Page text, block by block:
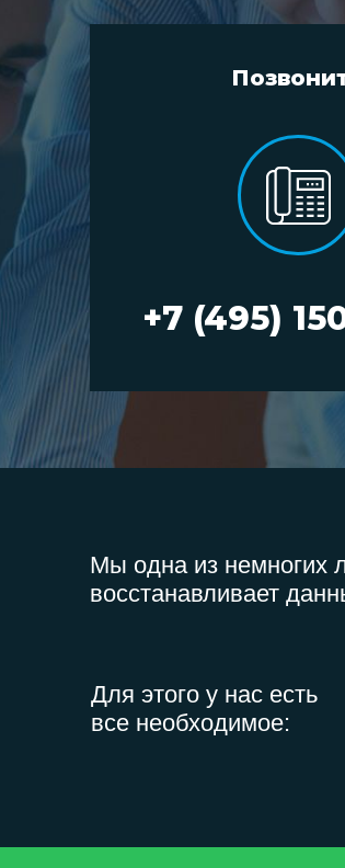
+7 (495)
Мы одна из немногих
восстанавливает
Для этого у нас есть
все необходимое: